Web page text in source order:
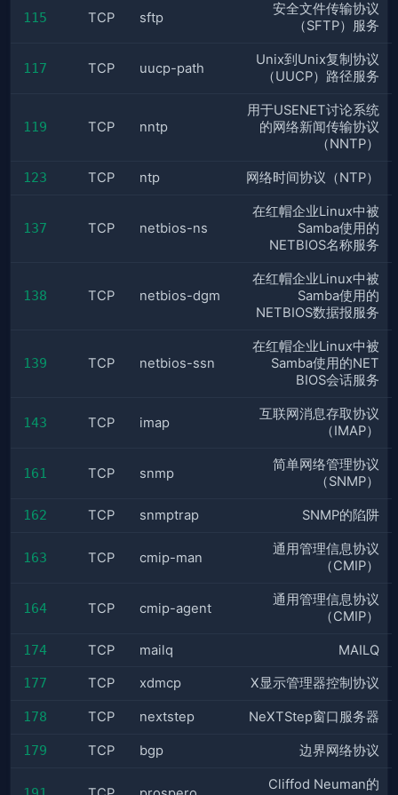
115 TCP sftp
安全文件传输协议
（SFTP）服务
117 TCP uucp-path
Unix到Unix复制协议
（UUCP）路径服务
119 TCP nntp
用于USENET讨论系统
的网络新闻传输协议
（NNTP）
123 TCP ntp 网络时间协议（NTP）
137 TCP netbios-ns
在红帽企业Linux中被
Samba使用的
NETBIOS名称服务
138 TCP netbios-dgm
在红帽企业Linux中被
Samba使用的
NETBIOS数据报服务
139 TCP netbios-ssn
在红帽企业Linux中被
Samba使用的NET
BIOS会话服务
143 TCP imap
互联网消息存取协议
（IMAP）
161 TCP snmp
简单网络管理协议
（SNMP）
162 TCP snmptrap SNMP的陷阱
163 TCP cmip-man
通用管理信息协议
（CMIP）
164 TCP cmip-agent
通用管理信息协议
（CMIP）
174 TCP mailq MAILQ
177 TCP xdmcp X显示管理器控制协议
178 TCP nextstep NeXTStep窗口服务器
179 TCP bgp 边界网络协议
Cliffod Neuman的